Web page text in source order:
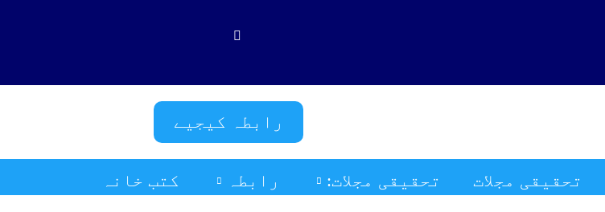
فَلَوْ لَا نَفَرَ مِنْ كُلِّ فِرْقَةٍ
رابطہ کیجیے
تحقیقی مجلات تحقیقی مجلات: رابطہ کتب خانہ